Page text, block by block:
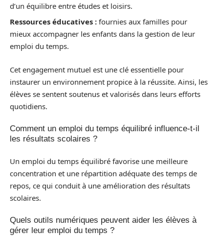
d’un équilibre entre études et loisirs.
Ressources éducatives : fournies aux familles pour
mieux accompagner les enfants dans la gestion de leur
emploi du temps.
Cet engagement mutuel est une clé essentielle pour
instaurer un environnement propice à la réussite. Ainsi, les
élèves se sentent soutenus et valorisés dans leurs efforts
quotidiens.
Comment un emploi du temps équilibré influence-t-il
les résultats scolaires ?
Un emploi du temps équilibré favorise une meilleure
concentration et une répartition adéquate des temps de
repos, ce qui conduit à une amélioration des résultats
scolaires.
Quels outils numériques peuvent aider les élèves à
gérer leur emploi du temps ?